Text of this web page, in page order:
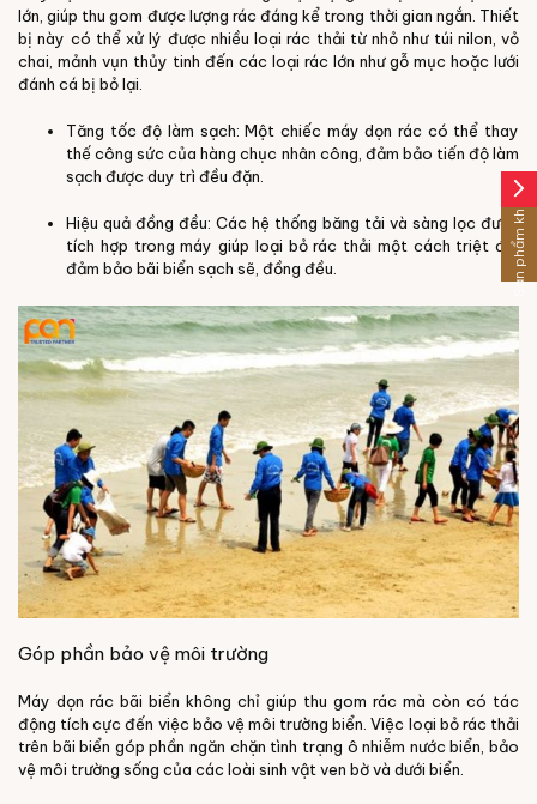
lớn, giúp thu gom được lượng rác đáng kể trong thời gian ngắn. Thiết
bị này có thể xử lý được nhiều loại rác thải từ nhỏ như túi nilon, vỏ
chai, mảnh vụn thủy tinh đến các loại rác lớn như gỗ mục hoặc lưới
đánh cá bị bỏ lại.
Tăng tốc độ làm sạch: Một chiếc máy dọn rác có thể thay
thế công sức của hàng chục nhân công, đảm bảo tiến độ làm
sạch được duy trì đều đặn.
Hiệu quả đồng đều: Các hệ thống băng tải và sàng lọc được
tích hợp trong máy giúp loại bỏ rác thải một cách triệt để,
đảm bảo bãi biển sạch sẽ, đồng đều.
Góp phần bảo vệ môi trường
Máy dọn rác bãi biển không chỉ giúp thu gom rác mà còn có tác
động tích cực đến việc bảo vệ môi trường biển. Việc loại bỏ rác thải
trên bãi biển góp phần ngăn chặn tình trạng ô nhiễm nước biển, bảo
vệ môi trường sống của các loài sinh vật ven bờ và dưới biển.
arrow_forward_ios
Sản phẩm khác